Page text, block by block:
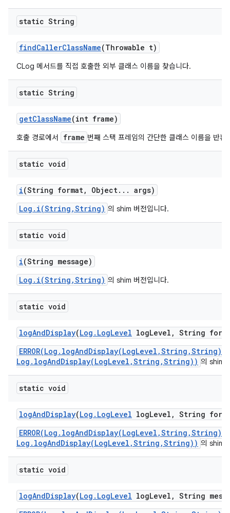
static String
findCallerClassName(Throwable t)
CLog 메서드를 직접 호출한 외부 클래스 이름을 찾습니다.
static String
getClassName(int frame)
호출 경로에서 frame 번째 스택 프레임의 간단한 클래스 이름을 반환
static void
i(String format, Object. . . args)
Log.i(String,String) 의 shim 버전입니다.
static void
i(String message)
Log.i(String,String) 의 shim 버전입니다.
static void
logAndDisplay(Log . LogLevel logLevel , String
Log.logAndDisplay(LogLevel,String,String)) 의 shim
static void
logAndDisplay(Log . LogLevel logLevel , String
Log.logAndDisplay(LogLevel,String,String)) 의 shim
static void
logAndDisplay(Log . LogLevel logLevel , String